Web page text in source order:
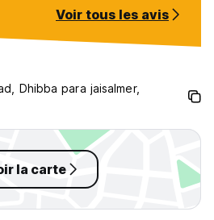
Voir tous les avis
Dhibba para jaisalmer,
la carte